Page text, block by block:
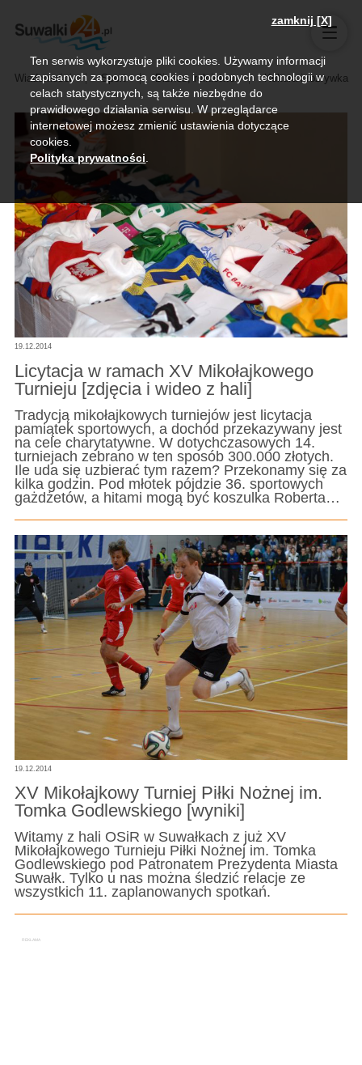
Wiadomości Sport Biznes, rolnictwo Kultura i rozrywka
19.12.2014
Licytacja w ramach XV Mikołajkowego
Turnieju [zdjęcia i wideo z hali]
Tradycją mikołajkowych turniejów jest licytacja
pamiątek sportowych, a dochód przekazywany jest
na cele charytatywne. W dotychczasowych 14.
turniejach zebrano w ten sposób 300.000 złotych.
Ile uda się uzbierać tym razem? Przekonamy się za
kilka godzin. Pod młotek pójdzie 36. sportowych
gażdżetów, a hitami mogą być koszulka Roberta…
19.12.2014
XV Mikołajkowy Turniej Piłki Nożnej im.
Tomka Godlewskiego [wyniki]
Witamy z hali OSiR w Suwałkach z już XV
Mikołajkowego Turnieju Piłki Nożnej im. Tomka
Godlewskiego pod Patronatem Prezydenta Miasta
Suwałk. Tylko u nas można śledzić relacje ze
wszystkich 11. zaplanowanych spotkań.
zamknij [X]
Ten serwis wykorzystuje pliki cookies. Używamy informacji
zapisanych za pomocą cookies i podobnych technologii w
celach statystycznych, są także niezbędne do
prawidłowego działania serwisu. W przeglądarce
internetowej możesz zmienić ustawienia dotyczące
cookies.
Polityka prywatności